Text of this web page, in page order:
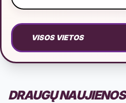
VISOS VIETOS
DRAUGŲ NAUJIENOS